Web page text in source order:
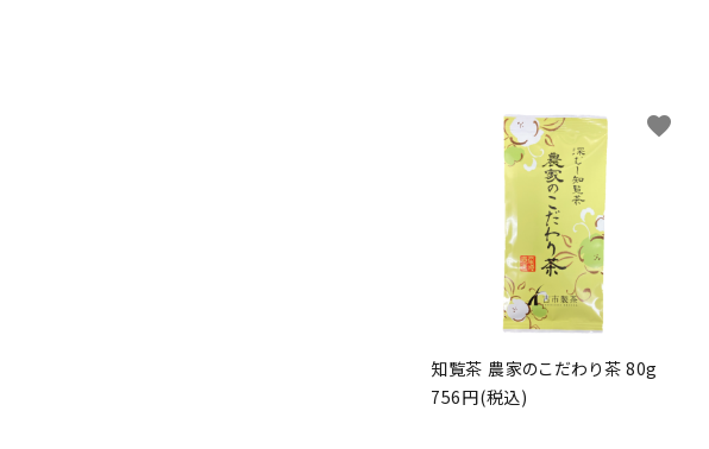
知覧茶 農家のこだわり茶 80g
756円(税込)
favorite